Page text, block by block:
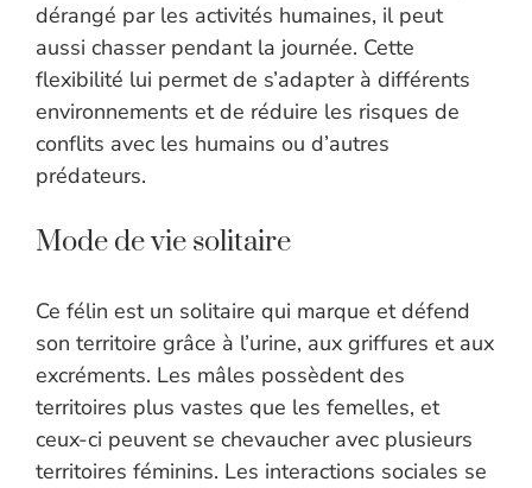
dérangé par les activités humaines, il peut
aussi chasser pendant la journée. Cette
flexibilité lui permet de s’adapter à différents
environnements et de réduire les risques de
conflits avec les humains ou d’autres
prédateurs.
Mode de vie solitaire
Ce félin est un solitaire qui marque et défend
son territoire grâce à l’urine, aux griffures et aux
excréments. Les mâles possèdent des
territoires plus vastes que les femelles, et
ceux-ci peuvent se chevaucher avec plusieurs
territoires féminins. Les interactions sociales se